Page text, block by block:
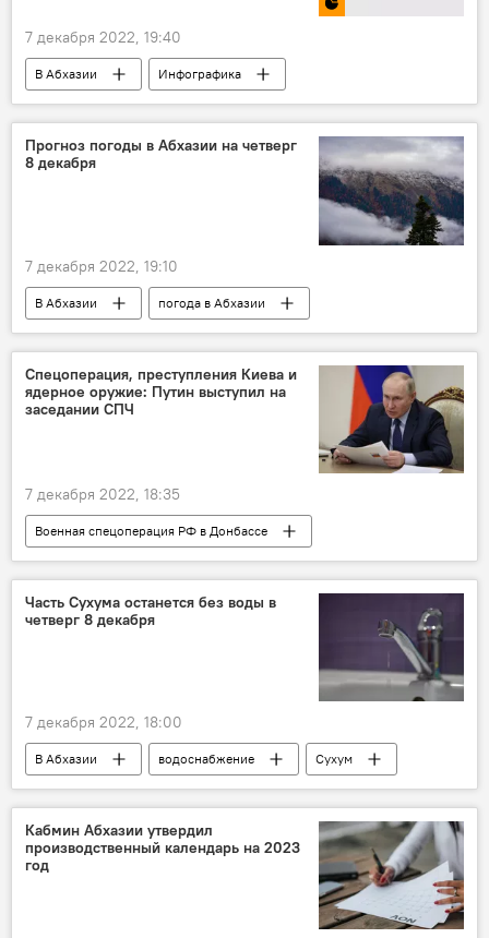
7 декабря 2022, 19:40
В Абхазии
Инфографика
Мультимедиа
Абхазия
Кабмин Абхазии
Прогноз погоды в Абхазии на четверг
8 декабря
7 декабря 2022, 19:10
В Абхазии погода в Абхазии
Спецоперация, преступления Киева и
ядерное оружие: Путин выступил на
заседании СПЧ
7 декабря 2022, 18:35
Военная спецоперация РФ в Донбассе
Владимир Путин
ядерное оружие
Россия
Часть Сухума останется без воды в
четверг 8 декабря
7 декабря 2022, 18:00
В Абхазии водоснабжение Сухум
Кабмин Абхазии утвердил
производственный календарь на 2023
год